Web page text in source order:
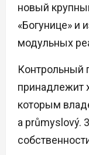
новый
«Богунице» и
модульных
Контрольный
принадлежит
которым
a průmyslový.